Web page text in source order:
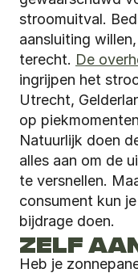
stroomuitval.
aansluiting
terecht. De
ingrijpen het
Utrecht,
op
Natuurlijk doen
alles aan om de
te versnellen.
consument kun
bijdrage doen.
ZELF
Heb je